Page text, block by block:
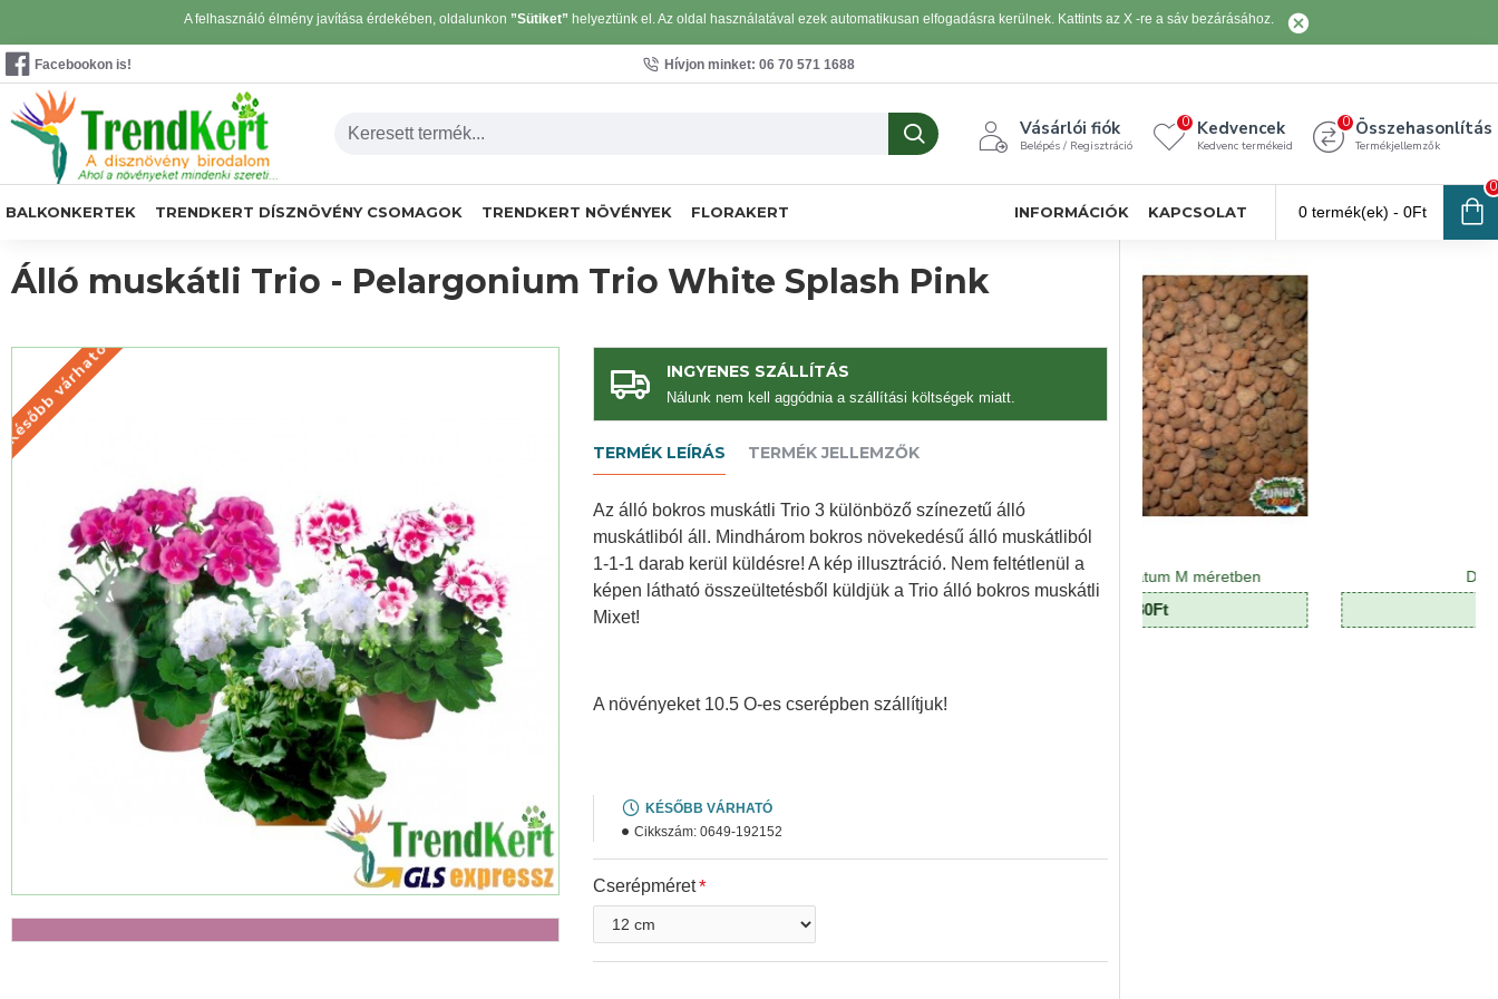
A felhasználó élmény javítása érdekében, oldalunkon ”Sütiket” helyeztünk el. Az oldal használatával ezek automatikusan elfogadásra kerülnek. Kattints az X -re a sáv bezárásához.
Facebookon is! Hívjon minket: 06 70 571 1688
Vásárlói fiók
Belépés / Regisztráció
Kedvencek
Kedvenc termékeid
0 Összehasonlítás
Termékjellemzők
0
BALKONKERTEK TRENDKERT DÍSZNÖVÉNY CSOMAGOK TRENDKERT NÖVÉNYEK FLORAKERT INFORMÁCIÓK KAPCSOLAT 0 termék(ek) - 0Ft
0
Álló muskátli Trio - Pelargonium Trio White Splash Pink
KÉSŐBB VÁRHATÓ
Később várható INGYENES SZÁLLÍTÁS
Nálunk nem kell aggódnia a szállítási költségek miatt.
TERMÉK LEÍRÁS TERMÉK JELLEMZŐK
Az álló bokros muskátli Trio 3 különböző színezetű álló
muskátliból áll. Mindhárom bokros növekedésű álló muskátliból
1-1-1 darab kerül küldésre! A kép illusztráció. Nem feltétlenül a
képen látható összeültetésből küldjük a Trio álló bokros muskátli
Mixet!
A növényeket 10.5 O-es cserépben szállítjuk!
KÉSŐBB VÁRHATÓ
Cikkszám: 0649-192152
Cserépméret
Agyag granulátum M méretben